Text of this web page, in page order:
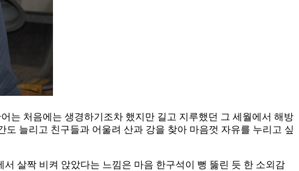
는 처음에는 생경하기조차 했지만 길고 지루했던 그 세월에서 해방
늘리고 친구들과 어울려 산과 강을 찾아 마음껏 자유를 누리고 싶
살짝 비켜 앉았다는 느낌은 마음 한구석이 뻥 뚫린 듯 한 소외감